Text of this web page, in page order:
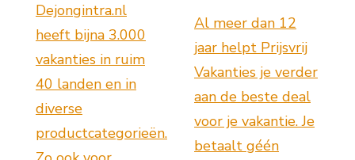
Dejongintra.nl
heeft bijna 3.000
vakanties in ruim
40 landen en in
diverse
productcategorieën.
Al meer dan 12
jaar helpt Prijsvrij
Vakanties je verder
aan de beste deal
voor je vakantie. Je
betaalt géén